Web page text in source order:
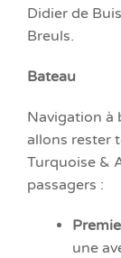
Didier de
Breuls.
Bateau
Navigation à
allons rester
Turquoise &
passagers :
une